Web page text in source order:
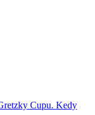
Cupu. Kedy